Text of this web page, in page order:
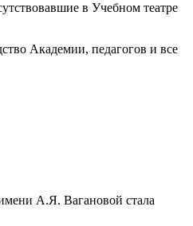
в Учебном театре
Академии, педагогов и все
А.Я. Вагановой стала